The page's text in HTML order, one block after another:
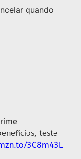
quando
teste
3C8m43L